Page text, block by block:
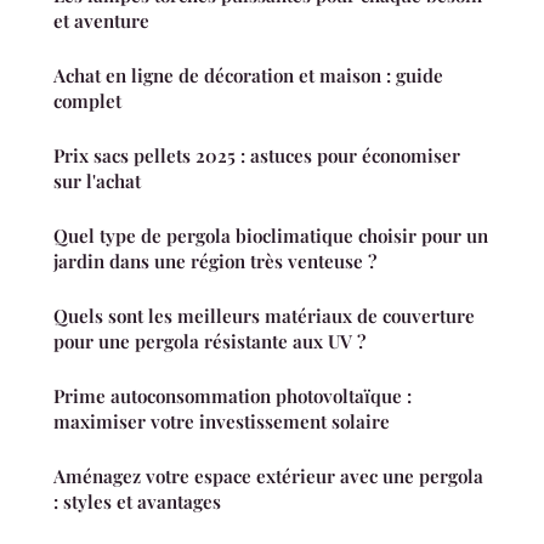
et aventure
Achat en ligne de décoration et maison : guide
complet
Prix sacs pellets 2025 : astuces pour économiser
sur l'achat
Quel type de pergola bioclimatique choisir pour un
jardin dans une région très venteuse ?
Quels sont les meilleurs matériaux de couverture
pour une pergola résistante aux UV ?
Prime autoconsommation photovoltaïque :
maximiser votre investissement solaire
Aménagez votre espace extérieur avec une pergola
: styles et avantages